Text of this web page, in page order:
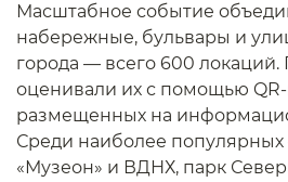
Масштабное событие
набережные, бульвары и
города — всего 600 локаций.
оценивали их с помощью QR-
размещенных на
Среди наиболее популярных
«Музеон» и ВДНХ, парк